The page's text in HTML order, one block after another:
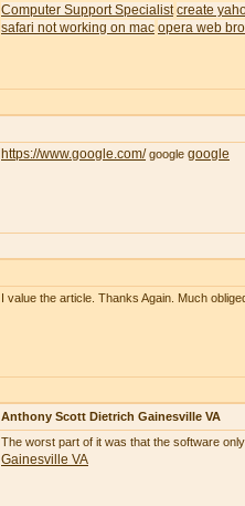
Computer Support Specialist create
safari not working on mac opera web
https://www.google.com/google google
I value the article. Thanks Again. Much
Anthony Scott Dietrich Gainesville VA
The worst part of it was that the software
Gainesville VA